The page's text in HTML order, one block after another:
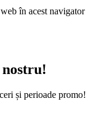
în acest navigator
și perioade promo!